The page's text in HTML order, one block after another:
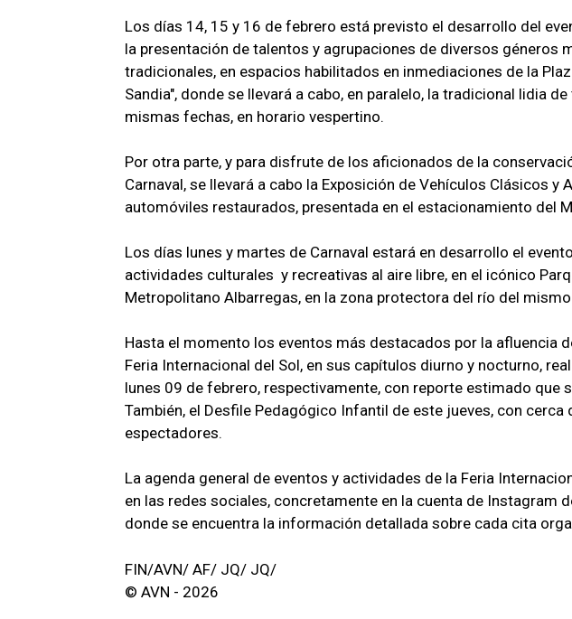
Los días 14, 15 y 16 de febrero está previsto el desarrollo del
la presentación de talentos y agrupaciones de diversos géneros
tradicionales, en espacios habilitados en inmediaciones de la
Sandia", donde se llevará a cabo, en paralelo, la tradicional lidia
mismas fechas, en horario vespertino.
Por otra parte, y para disfrute de los aficionados de la
Carnaval, se llevará a cabo la Exposición de Vehículos Clásicos y
automóviles restaurados, presentada en el estacionamiento del
Los días lunes y martes de Carnaval estará en desarrollo el evento
actividades culturales y recreativas al aire libre, en el icónico
Metropolitano Albarregas, en la zona protectora del río del
Hasta el momento los eventos más destacados por la afluencia
Feria Internacional del Sol, en sus capítulos diurno y nocturno,
lunes 09 de febrero, respectivamente, con reporte estimado que
También, el Desfile Pedagógico Infantil de este jueves, con
espectadores.
La agenda general de eventos y actividades de la Feria
en las redes sociales, concretamente en la cuenta de Instagram
donde se encuentra la información detallada sobre cada cita
FIN/AVN/ AF/ JQ/ JQ/
© AVN - 2026